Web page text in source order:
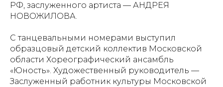
РФ, заслуженного артиста — АНДРЕЯ
НОВОЖИЛОВА.
С танцевальными номерами выступил
образцовый детский коллектив Московской
области Хореографический ансамбль
«Юность». Художественный руководитель —
Заслуженный работник культуры Московской